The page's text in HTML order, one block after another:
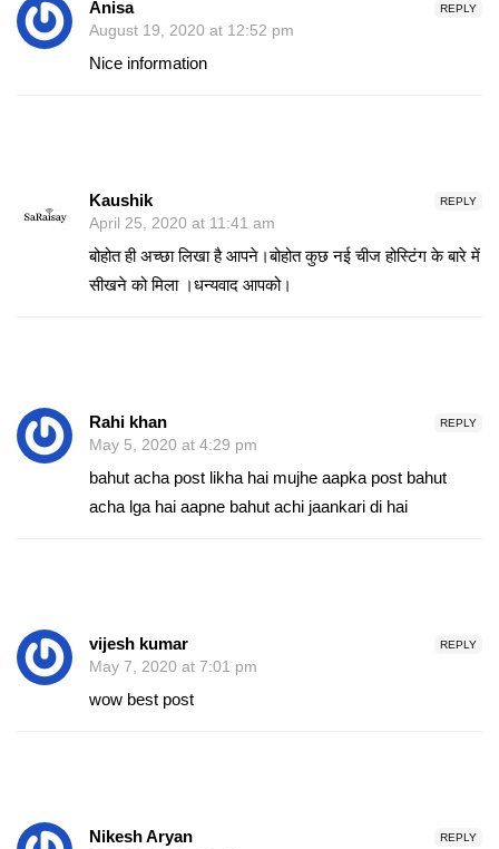
REPLY
Anisa
August 19, 2020 at 12:52 pm
Nice information
REPLY
Kaushik
April 25, 2020 at 11:41 am
बोहोत ही अच्छा लिखा है आपने।बोहोत कुछ नई चीज होस्टिंग के बारे में
सीखने को मिला ।धन्यवाद आपको।
REPLY
Rahi khan
May 5, 2020 at 4:29 pm
bahut acha post likha hai mujhe aapka post bahut
acha lga hai aapne bahut achi jaankari di hai
REPLY
vijesh kumar
May 7, 2020 at 7:01 pm
wow best post
REPLY
Nikesh Aryan